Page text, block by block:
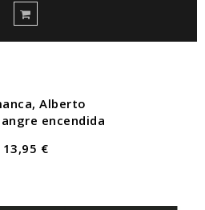
Alberto
encendida
13,95 €